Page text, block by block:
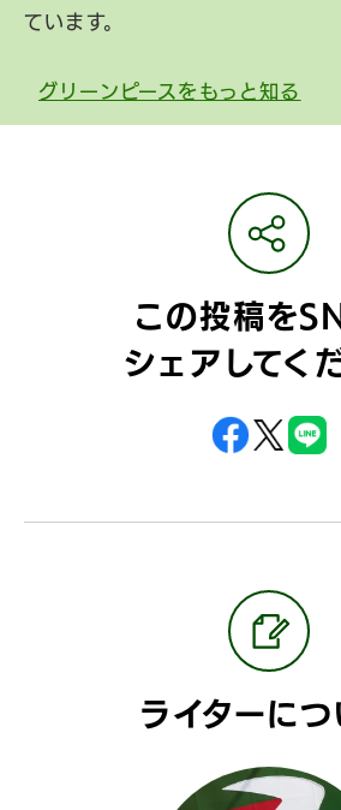
ています。
グリーンピースをもっと知る
この投稿を
シェアしてく
ライターにつ